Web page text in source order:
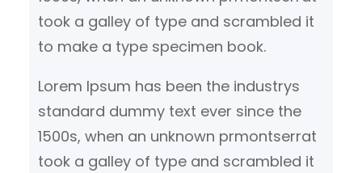
took a galley of type and scrambled it
to make a type specimen book.
Lorem Ipsum has been the industrys
standard dummy text ever since the
1500s, when an unknown prmontserrat
took a galley of type and scrambled it